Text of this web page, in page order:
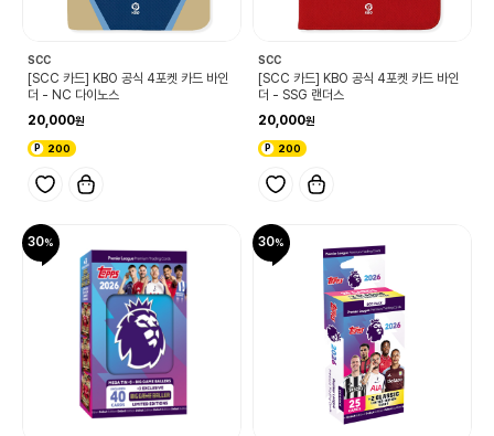
SCC
[SCC 카드] KBO 공식 4포켓 카드 바인
더 - NC 다이노스
20,000
200
SCC
[SCC 카드] KBO 공식 4포켓 카드 바인
더 - SSG 랜더스
20,000
200
30 30